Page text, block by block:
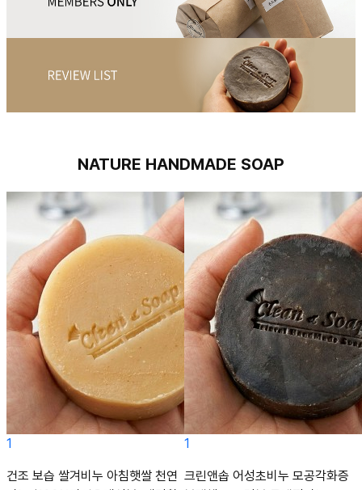
NATURE HANDMADE SOAP
1
건조 보습 쌀겨비누 아침햇쌀 천연
1
크린앤솝 어성초비누 모공각화증